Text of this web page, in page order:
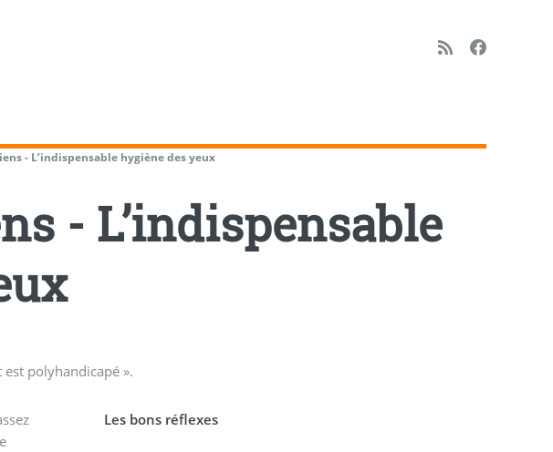
- L’indispensable hygiène des yeux
- L’indispensable
est polyhandicapé ».
Les bons réflexes